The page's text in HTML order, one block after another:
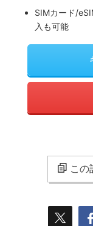
SIMカード/
入も可能
この